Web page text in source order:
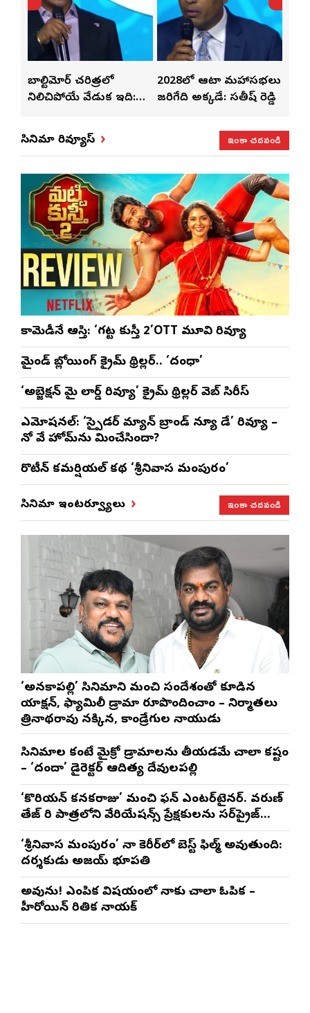
బాల్టిమోర్ చరిత్రలో
నిలిచిపోయే వేడుక ఇది:
2028లో ఆటా మహాసభలు
జరిగేది అక్కడే: సతీష్ రెడ్డి
సినిమా రివ్యూస్ ఇంకా చదవండి
కామెడీనే ఆస్తి: ‘గట్ట కుస్తీ 2’OTT మూవి రివ్యూ
మైండ్ బ్లోయింగ్ క్రైమ్ థ్రిల్లర్.. ‘దంధా’
‘అబ్జెక్ష‌న్ మై లార్డ్ రివ్యూ’ క్రైమ్ థ్రిల్ల‌ర్ వెబ్ సిరీస్
ఎమోష‌న‌ల్‌: ‘స్పైడర్ మ్యాన్ బ్రాండ్ న్యూ డే’ రివ్యూ –
నో వే హోమ్‌ను మించేసిందా?
రొటీన్‌ కమర్షియల్‌ కథ ‘శ్రీనివాస మంగాపురం’
సినిమా ఇంటర్వ్యూలు ఇంకా చదవండి
‘అనకాపల్లి’ సినిమాని మంచి సందేశంతో కూడిన
యాక్షన్, ఫ్యామిలీ డ్రామాగా రూపొందించాం – నిర్మాతలు
త్రినాథరావు నక్కిన, కాండ్రేగుల నాయుడు
సినిమాల కంటే మైక్రో డ్రామాలను తీయడమే చాలా కష్టం
– ‘దందా’ డైరెక్ట‌ర్ ఆదిత్య దేవులపల్లి
‘కొరియన్ కనకరాజు’ మంచి ఫన్ ఎంటర్‌టైనర్. వరుణ్
తేజ్ గారి పాత్రలోని వేరియేషన్స్ ప్రేక్షకులను సర్‌ప్రైజ్
చేస్తాయి : దర్శకుడు మేర్లపాక గాంధీ
‘శ్రీనివాస మంగాపురం’ నా కెరీర్‌లో బెస్ట్ ఫిల్మ్ అవుతుంది:
దర్శకుడు అజయ్ భూపతి
అవును! ఎంపిక విషయంలో నాకు చాలా ఓపిక –
హీరోయిన్ రితిక నాయక్